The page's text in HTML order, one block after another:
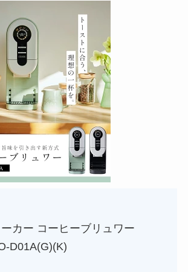
カー コーヒーブリュワー
D01A(G)(K)